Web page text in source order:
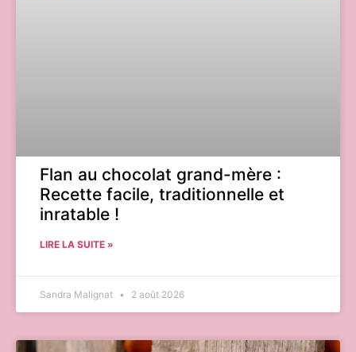
Flan au chocolat grand-mère :
Recette facile, traditionnelle et
inratable !
LIRE LA SUITE »
Sandra Malignat 2 août 2026